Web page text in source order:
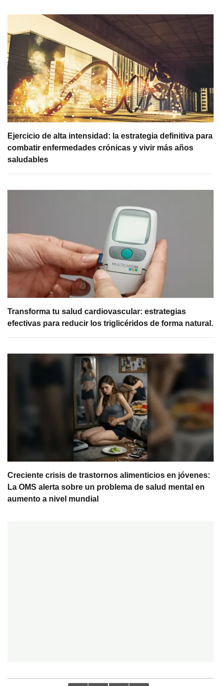
Ejercicio de alta intensidad: la estrategia definitiva para
combatir enfermedades crónicas y vivir más años
saludables
Transforma tu salud cardiovascular: estrategias
efectivas para reducir los triglicéridos de forma natural.
Creciente crisis de trastornos alimenticios en jóvenes:
La OMS alerta sobre un problema de salud mental en
aumento a nivel mundial